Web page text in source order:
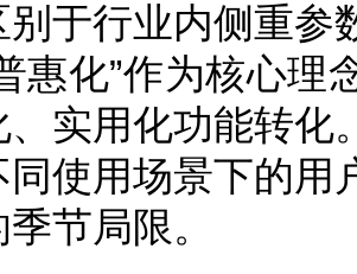
别于行业内侧重参
惠化”作为核心理
、实用化功能转化
同使用场景下的用
节局限。